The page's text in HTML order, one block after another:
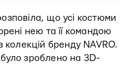
що усі костюми
нею та її командою
колекцій бренду NAVRO.
зроблено на 3D-